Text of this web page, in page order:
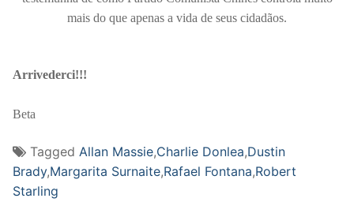
mais do que apenas a vida de seus cidadãos.
Arrivederci!!!
Beta
Tagged Allan Massie,Charlie Donlea,Dustin
Brady,Margarita Surnaite,Rafael Fontana,Robert
Starling